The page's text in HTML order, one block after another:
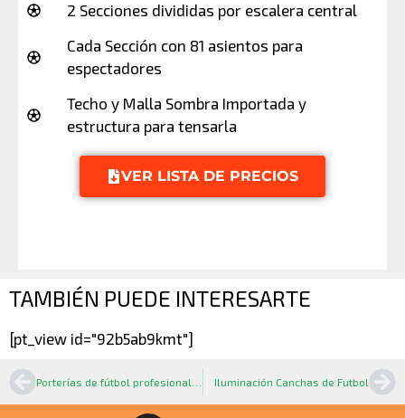
2 Secciones divididas por escalera central
Cada Sección con 81 asientos para
espectadores
Techo y Malla Sombra Importada y
estructura para tensarla
VER LISTA DE PRECIOS
TAMBIÉN PUEDE INTERESARTE
[pt_view id="92b5ab9kmt"]
Iluminación Canchas de Futbol